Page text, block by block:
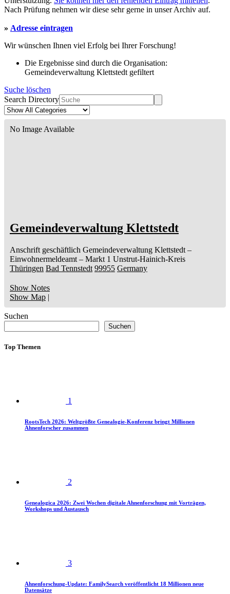
Nach Prüfung nehmen wir diese sehr gerne in unser Archiv auf.
» Adresse eintragen
Wir wünschen Ihnen viel Erfolg bei Ihrer Forschung!
Die Ergebnisse sind durch die Organisation:
Gemeindeverwaltung Klettstedt gefiltert
Suche löschen
Search Directory
No Image Available
Gemeindeverwaltung Klettstedt
Anschrift geschäftlich Gemeindeverwaltung Klettstedt –
Einwohnermeldeamt – Markt 1 Unstrut-Hainich-Kreis
Thüringen Bad Tennstedt 99955 Germany
Show Notes
Show Map |
Suchen
Suchen
Top Themen
1
RootsTech 2026: Weltgrößte Genealogie-Konferenz bringt Millionen
Ahnenforscher zusammen
2
Genealogica 2026: Zwei Wochen digitale Ahnenforschung mit Vorträgen,
Workshops und Austausch
3
Ahnenforschung-Update: FamilySearch veröffentlicht 18 Millionen neue
Datensätze